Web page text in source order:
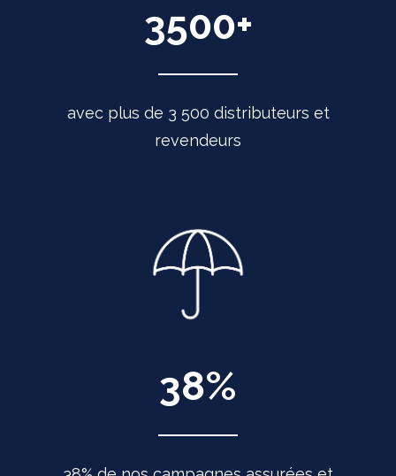
3500+
avec plus de 3 500 distributeurs et
revendeurs
38%